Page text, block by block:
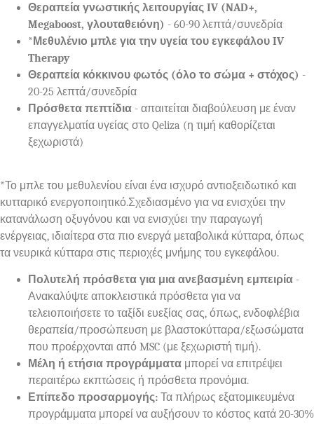
Θεραπεία γνωστικής λειτουργίας IV (NAD+,
Megaboost, γλουταθειόνη) - 60-90 λεπτά/συνεδρία
*Μεθυλένιο μπλε για την υγεία του εγκεφάλου IV
Therapy
Θεραπεία κόκκινου φωτός (όλο το σώμα + στόχος) -
20-25 λεπτά/συνεδρία
Πρόσθετα πεπτίδια - απαιτείται διαβούλευση με έναν
επαγγελματία υγείας στο Qeliza (η τιμή καθορίζεται
ξεχωριστά)
*Το μπλε του μεθυλενίου είναι ένα ισχυρό αντιοξειδωτικό και
κυτταρικό ενεργοποιητικό.Σχεδιασμένο για να ενισχύει την
κατανάλωση οξυγόνου και να ενισχύει την παραγωγή
ενέργειας, ιδιαίτερα στα πιο ενεργά μεταβολικά κύτταρα, όπως
τα νευρικά κύτταρα στις περιοχές μνήμης του εγκεφάλου.
Πολυτελή πρόσθετα για μια ανεβασμένη εμπειρία -
Ανακαλύψτε αποκλειστικά πρόσθετα για να
τελειοποιήσετε το ταξίδι ευεξίας σας, όπως, ενδοφλέβια
θεραπεία/προσώπευση με βλαστοκύτταρα/εξωσώματα
που προέρχονται από MSC (με ξεχωριστή τιμή).
Μέλη ή ετήσια προγράμματα μπορεί να επιτρέψει
περαιτέρω εκπτώσεις ή πρόσθετα προνόμια.
Επίπεδο προσαρμογής: Τα πλήρως εξατομικευμένα
προγράμματα μπορεί να αυξήσουν το κόστος κατά 20-30%